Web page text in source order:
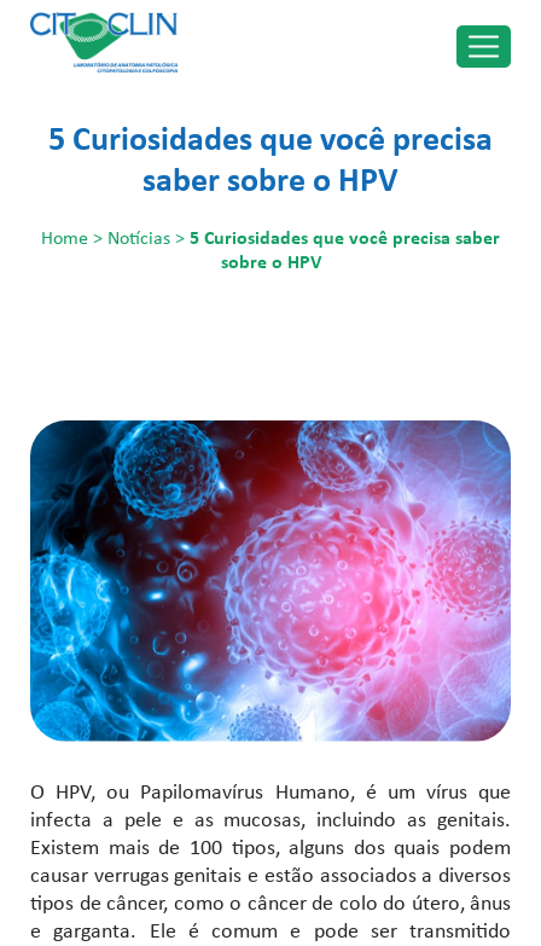
5 Curiosidades que você precisa
saber sobre o HPV
Home > Notícias > 5 Curiosidades que você precisa saber
sobre o HPV
O HPV, ou Papilomavírus Humano, é um vírus que
infecta a pele e as mucosas, incluindo as genitais.
Existem mais de 100 tipos, alguns dos quais podem
causar verrugas genitais e estão associados a diversos
tipos de câncer, como o câncer de colo do útero, ânus
e garganta. Ele é comum e pode ser transmitido